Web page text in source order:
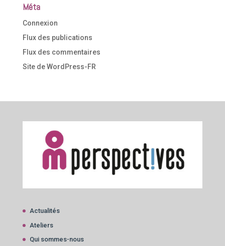
Méta
Connexion
Flux des publications
Flux des commentaires
Site de WordPress-FR
Actualités
Ateliers
Qui sommes-nous